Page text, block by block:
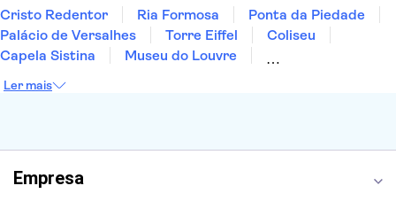
Cristo Redentor Ria Formosa
Ponta da Piedade
Palácio de Versalhes
Torre Eiffel
Coliseu
Capela Sistina
Museu do Louvre
Torre de Belém
Ler mais
Empresa